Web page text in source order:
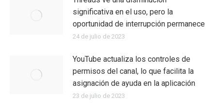
significativa en el uso, pero la
oportunidad de interrupción permanece
24 de julio de 2023
YouTube actualiza los controles de
permisos del canal, lo que facilita la
asignación de ayuda en la aplicación
23 de julio de 2023